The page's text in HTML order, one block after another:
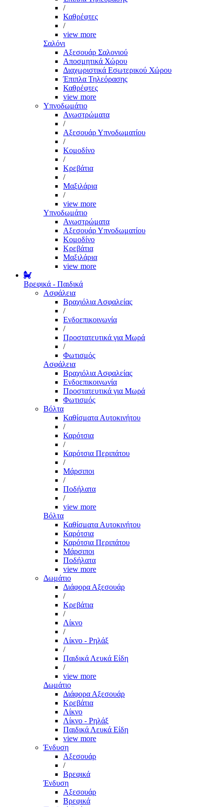
/
Καθρέφτες
/
view more
Σαλόνι
Αξεσουάρ Σαλονιού
Αποσμητικά Χώρου
Διαχωριστικά Εσωτερικού Χώρου
Έπιπλα Τηλεόρασης
Καθρέφτες
view more
Υπνοδωμάτιο
Ανωστρώματα
/
Αξεσουάρ Υπνοδωματίου
/
Κομοδίνο
/
Κρεβάτια
/
Μαξιλάρια
/
view more
Υπνοδωμάτιο
Ανωστρώματα
Αξεσουάρ Υπνοδωματίου
Κομοδίνο
Κρεβάτια
Μαξιλάρια
view more
Βρεφικά - Παιδικά
Ασφάλεια
Βραχιόλια Ασφαλείας
/
Ενδοεπικοινωνία
/
Προστατευτικά για Μωρά
/
Φωτισμός
Ασφάλεια
Βραχιόλια Ασφαλείας
Ενδοεπικοινωνία
Προστατευτικά για Μωρά
Φωτισμός
Βόλτα
Καθίσματα Αυτοκινήτου
/
Καρότσια
/
Καρότσια Περιπάτου
/
Μάρσιποι
/
Ποδήλατα
/
view more
Βόλτα
Καθίσματα Αυτοκινήτου
Καρότσια
Καρότσια Περιπάτου
Μάρσιποι
Ποδήλατα
view more
Δωμάτιο
Διάφορα Αξεσουάρ
/
Κρεβάτια
/
Λίκνο
/
Λίκνο - Ρηλάξ
/
Παιδικά Λευκά Είδη
/
view more
Δωμάτιο
Διάφορα Αξεσουάρ
Κρεβάτια
Λίκνο
Λίκνο - Ρηλάξ
Παιδικά Λευκά Είδη
view more
Ένδυση
Αξεσουάρ
/
Βρεφικά
Ένδυση
Αξεσουάρ
Βρεφικά